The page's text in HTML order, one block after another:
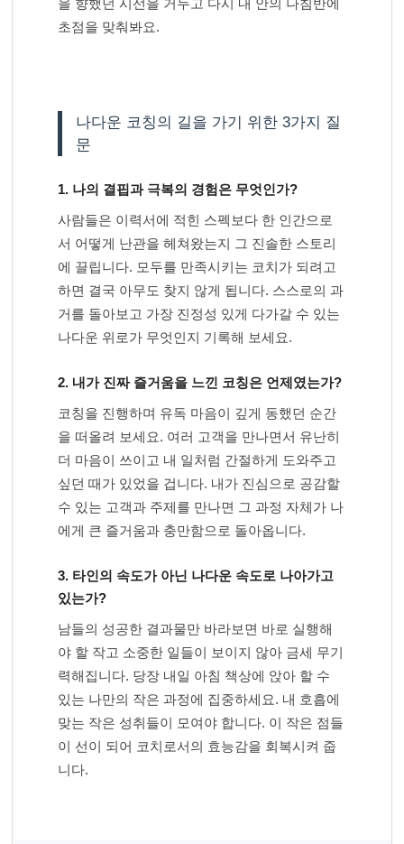
을 향했던 시선을 거두고 다시 내 안의 나침반에
초점을 맞춰봐요.
나다운 코칭의 길을 가기 위한 3가지 질
문
1. 나의 결핍과 극복의 경험은 무엇인가?
사람들은 이력서에 적힌 스펙보다 한 인간으로
서 어떻게 난관을 헤쳐왔는지 그 진솔한 스토리
에 끌립니다. 모두를 만족시키는 코치가 되려고
하면 결국 아무도 찾지 않게 됩니다. 스스로의 과
거를 돌아보고 가장 진정성 있게 다가갈 수 있는
나다운 위로가 무엇인지 기록해 보세요.
2. 내가 진짜 즐거움을 느낀 코칭은 언제였는가?
코칭을 진행하며 유독 마음이 깊게 동했던 순간
을 떠올려 보세요. 여러 고객을 만나면서 유난히
더 마음이 쓰이고 내 일처럼 간절하게 도와주고
싶던 때가 있었을 겁니다. 내가 진심으로 공감할
수 있는 고객과 주제를 만나면 그 과정 자체가 나
에게 큰 즐거움과 충만함으로 돌아옵니다.
3. 타인의 속도가 아닌 나다운 속도로 나아가고
있는가?
남들의 성공한 결과물만 바라보면 바로 실행해
야 할 작고 소중한 일들이 보이지 않아 금세 무기
력해집니다. 당장 내일 아침 책상에 앉아 할 수
있는 나만의 작은 과정에 집중하세요. 내 호흡에
맞는 작은 성취들이 모여야 합니다. 이 작은 점들
이 선이 되어 코치로서의 효능감을 회복시켜 줍
니다.